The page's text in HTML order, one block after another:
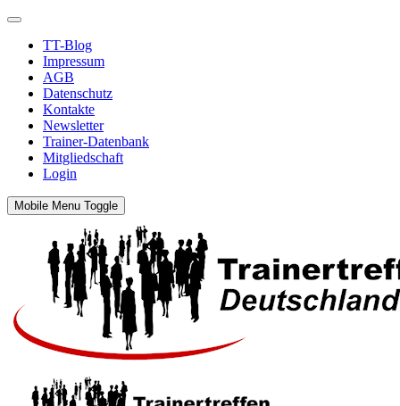
TT-Blog
Impressum
AGB
Datenschutz
Kontakte
Newsletter
Trainer-Datenbank
Mitgliedschaft
Login
Mobile Menu Toggle